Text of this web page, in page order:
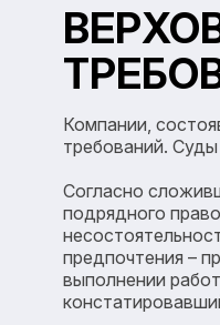
Компании,
требований.
Согласно
подрядного
предпочтения –
выполнении